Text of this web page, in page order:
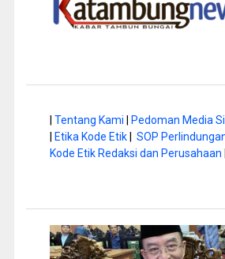
Tentang Kami Pedoman Media
Etika Kode Etik| SOP
Kode Etik Redaksi dan Perusahaan